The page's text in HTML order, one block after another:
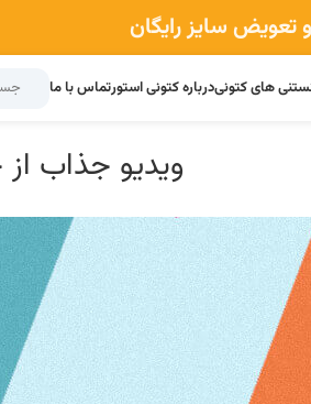
تعویض سایز رایگان
های کتونیدرباره کتونی استورتماس با ما
ویدیو جذاب از چرخش 360 درجه